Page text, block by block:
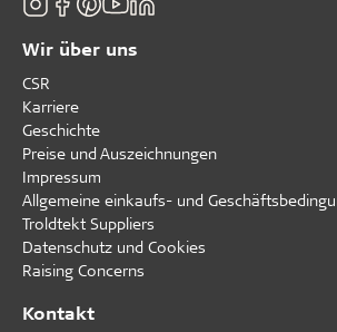
Wir über uns
CSR
Karriere
Geschichte
Preise und Auszeichnungen
Impressum
Allgemeine einkaufs- und
Troldtekt Suppliers
Datenschutz und Cookies
Raising Concerns
Kontakt